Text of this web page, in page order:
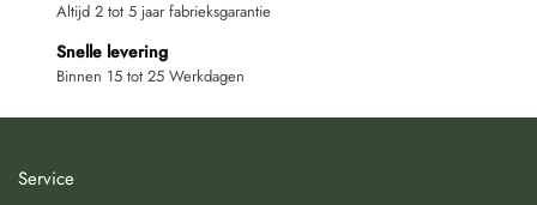
Altijd 2 tot 5 jaar fabrieksgarantie
Snelle levering
Binnen 15 tot 25 Werkdagen
Service